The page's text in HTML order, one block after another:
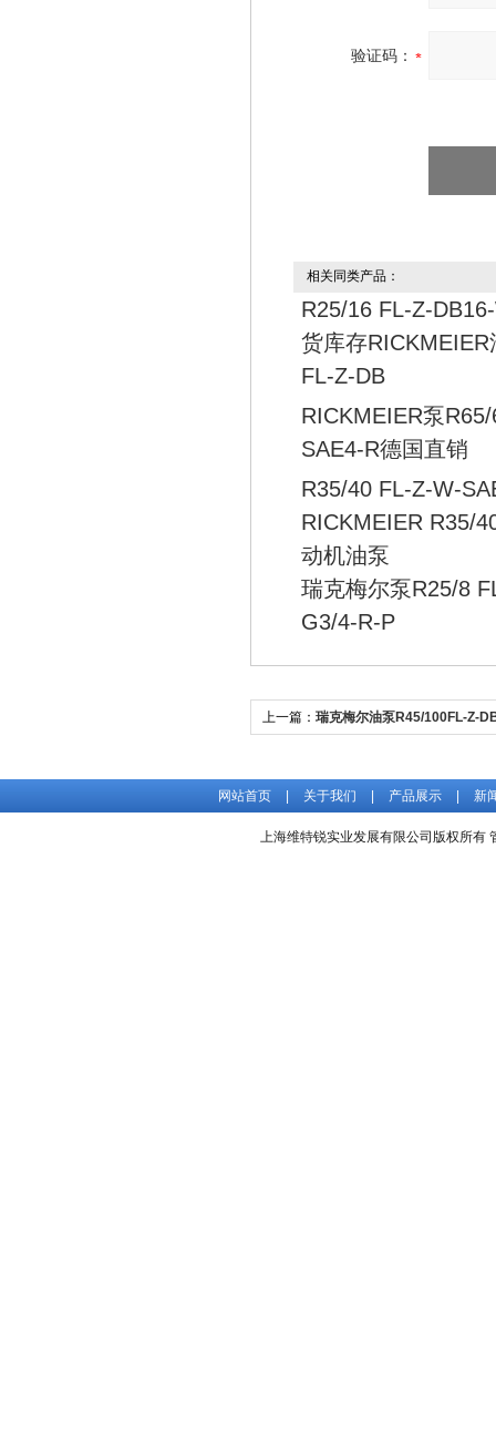
验证码：
相关同类产品：
R25/16 FL-Z-
货库存
FL-Z-DB
RICKMEIER泵
SAE4-R德国直销
R35/40 FL-Z-W-
RICKMEIER R35/
动机油泵
瑞克梅尔泵R25/8
G3/4-R-P
上一篇： 瑞克梅尔油泵R45/100FL-Z-
网站首页 关于我们 产品展示 新
上海维特锐实业发展有限公司版权所有